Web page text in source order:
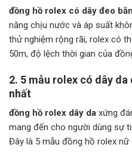
đồng hồ rolex có dây đeo
năng chịu nước và áp suất
thử nghiệm rộng rãi, rolex có
50m, độ lệch thời gian của
2. 5 mẫu rolex có dây da
nhất
đồng hồ rolex dây da xứng
mang đến cho người dùng sự
Đây là 5 mẫu đồng hồ rolex